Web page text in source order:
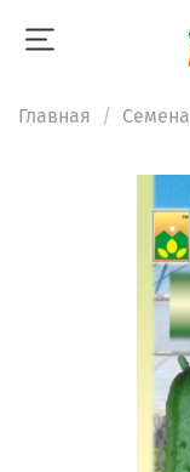
Главная Семена